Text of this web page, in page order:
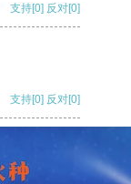
支持[0] 反对[0]
支持[0] 反对[0]